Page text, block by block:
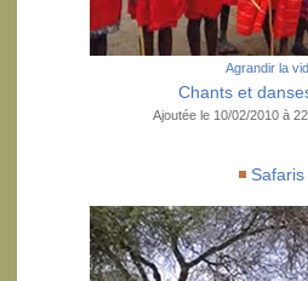
Agrandir la
Chants et
Ajoutée le 10/02/2010 à
Safaris